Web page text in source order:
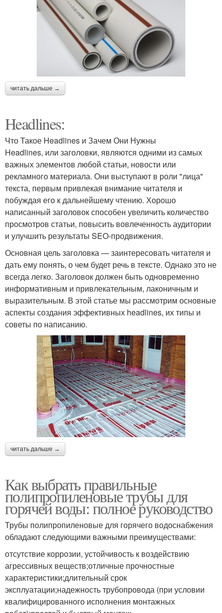
читать дальше →
Headlines:
Что Такое Headlines и Зачем Они Нужны
Headlines, или заголовки, являются одними из самых
важных элементов любой статьи, новости или
рекламного материала. Они выступают в роли "лица"
текста, первым привлекая внимание читателя и
побуждая его к дальнейшему чтению. Хорошо
написанный заголовок способен увеличить количество
просмотров статьи, повысить вовлеченность аудитории
и улучшить результаты SEO-продвижения.
Основная цель заголовка — заинтересовать читателя и
дать ему понять, о чем будет речь в тексте. Однако это не
всегда легко. Заголовок должен быть одновременно
информативным и привлекательным, лаконичным и
выразительным. В этой статье мы рассмотрим основные
аспекты создания эффективных headlines, их типы и
советы по написанию.
читать дальше →
Как выбрать правильные
полипропиленовые трубы для
горячей воды: полное руководство
Трубы полипропиленовые для горячего водоснабжения
обладают следующими важными преимуществами:
отсутствие коррозии, устойчивость к воздействию
агрессивных веществ;отличные прочностные
характеристики;длительный срок
эксплуатации;надежность трубопровода (при условии
квалифицированного исполнения монтажных